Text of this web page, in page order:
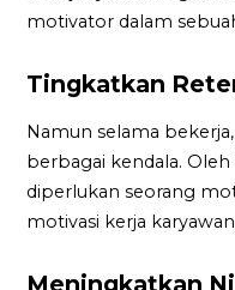
motivator dalam
Tingkatkan
Namun selama
berbagai kendala.
diperlukan seorang
motivasi kerja
Meningkatkan